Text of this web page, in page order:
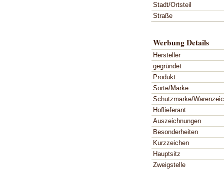
Stadt/Ortsteil
Straße
Werbung Details
Hersteller
gegründet
Produkt
Sorte/Marke
Schutzmarke/
Hoflieferant
Auszeichnungen
Besonderheiten
Kurzzeichen
Hauptsitz
Zweigstelle